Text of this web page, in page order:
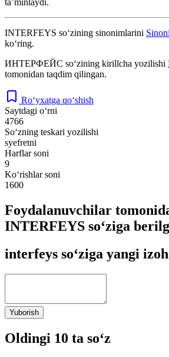
INTERFEYS so‘zining sinonimlarini
ko‘ring.
ИНТЕРФЕЙС so‘zining kirillcha yozilishi
tomonidan taqdim qilingan.
Ro‘yxatga qo‘shish
Saytdagi o‘rni
4766
So‘zning teskari yozilishi
syefretni
Harflar soni
9
Ko‘rishlar soni
1600
Foydalanuvchilar
INTERFEYS so‘ziga
interfeys so‘ziga yangi
Yuborish
Oldingi 10 ta so‘z